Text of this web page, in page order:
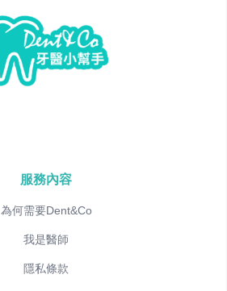
服務內容
為何需要Dent&Co
我是醫師
隱私條款